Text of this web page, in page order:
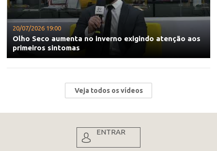
20/07/2026 19:00
Olho Seco aumenta no inverno exigindo atenção aos
primeiros sintomas
Veja todos os vídeos
ENTRAR